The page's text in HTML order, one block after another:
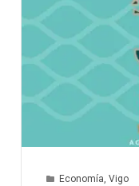
Economía,Vigo